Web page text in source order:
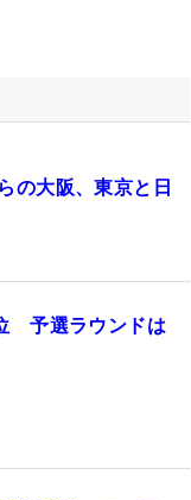
の大阪、東京と日
予選ラウンドは